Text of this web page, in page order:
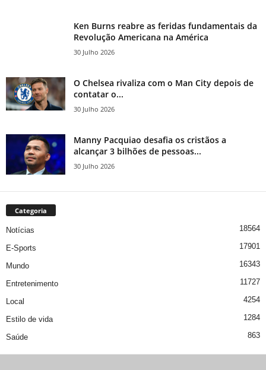
Ken Burns reabre as feridas fundamentais da
Revolução Americana na América
30 Julho 2026
O Chelsea rivaliza com o Man City depois de
contatar o...
30 Julho 2026
Manny Pacquiao desafia os cristãos a
alcançar 3 bilhões de pessoas...
30 Julho 2026
Categoria
Notícias 18564
E-Sports 17901
Mundo 16343
Entretenimento 11727
Local 4254
Estilo de vida 1284
Saúde 863